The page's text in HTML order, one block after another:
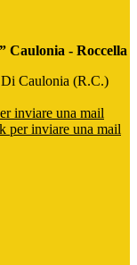
Caulonia - Roccella
Caulonia (R.C.)
inviare una mail
per inviare una mail